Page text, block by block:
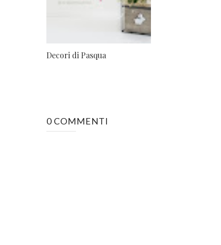
Decori di Pasqua
0 COMMENTI